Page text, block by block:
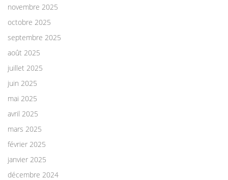
novembre 2025
octobre 2025
septembre 2025
août 2025
juillet 2025
juin 2025
mai 2025
avril 2025
mars 2025
février 2025
janvier 2025
décembre 2024